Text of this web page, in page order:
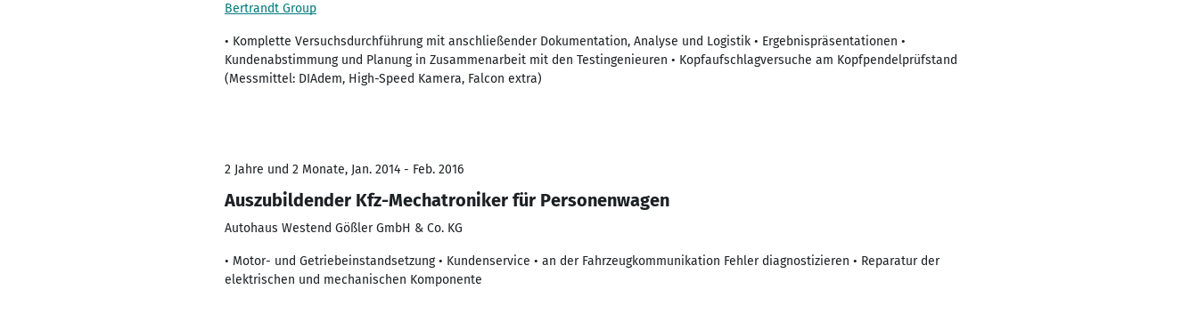
Bertrandt Group
• Komplette Versuchsdurchführung mit anschließender Dokumentation, Analyse und Logistik • Ergebnispräsentationen •
Kundenabstimmung und Planung in Zusammenarbeit mit den Testingenieuren • Kopfaufschlagversuche am Kopfpendelprüfstand
(Messmittel: DIAdem, High-Speed Kamera, Falcon extra)
2 Jahre und 2 Monate, Jan. 2014 - Feb. 2016
Auszubildender Kfz-Mechatroniker für Personenwagen
Autohaus Westend Gößler GmbH & Co. KG
• Motor- und Getriebeinstandsetzung • Kundenservice • an der Fahrzeugkommunikation Fehler diagnostizieren • Reparatur der
elektrischen und mechanischen Komponente